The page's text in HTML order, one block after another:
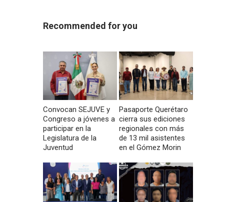
Recommended for you
Convocan SEJUVE y
Congreso a jóvenes a
participar en la
Legislatura de la
Juventud
Pasaporte Querétaro
cierra sus ediciones
regionales con más
de 13 mil asistentes
en el Gómez Morin